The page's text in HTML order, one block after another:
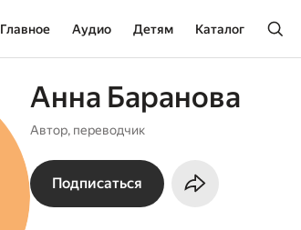
Главное Аудио Детям Каталог
Анна Баранова
Автор, переводчик
Подписаться